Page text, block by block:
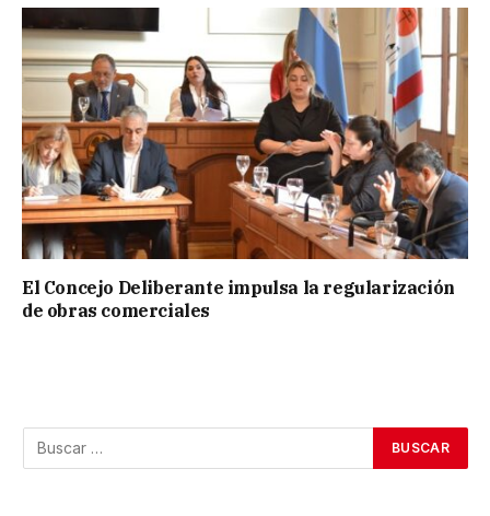
El Concejo Deliberante impulsa la regularización
de obras comerciales